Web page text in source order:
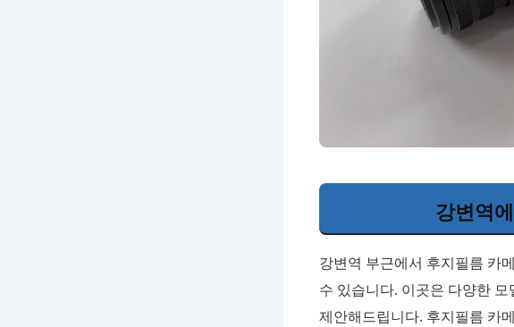
강변역
강변역 부근에서 후지필름 카
수 있습니다. 이곳은 다양한
제안해드립니다. 후지필름 카